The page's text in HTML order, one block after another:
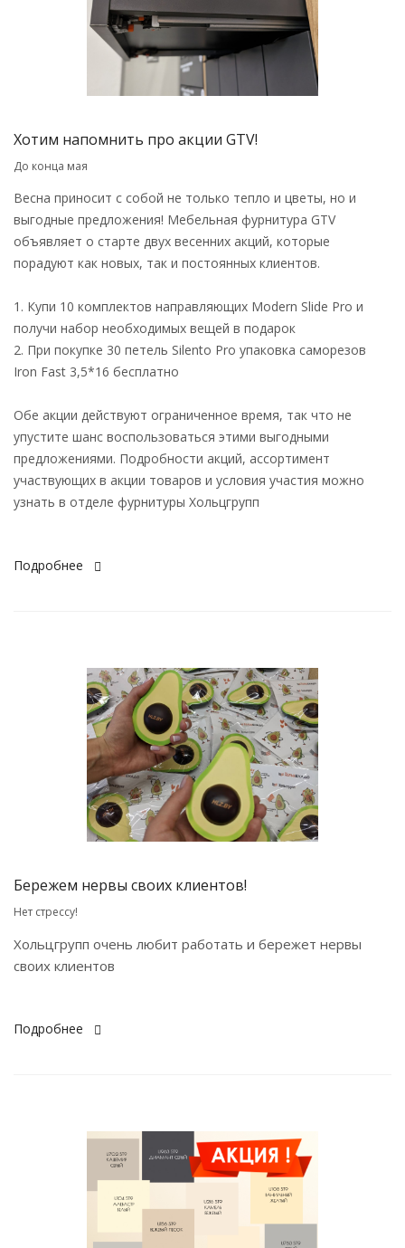
Хотим напомнить про акции GTV!
До конца мая
Весна приносит с собой не только тепло и цветы, но и
выгодные предложения! Мебельная фурнитура GTV
объявляет о старте двух весенних акций, которые
порадуют как новых, так и постоянных клиентов.
1. Купи 10 комплектов направляющих Modern Slide Pro и
получи набор необходимых вещей в подарок
2. При покупке 30 петель Silento Pro упаковка саморезов
Iron Fast 3,5*16 бесплатно
Обе акции действуют ограниченное время, так что не
упустите шанс воспользоваться этими выгодными
предложениями. Подробности акций, ассортимент
участвующих в акции товаров и условия участия можно
узнать в отделе фурнитуры Хольцгрупп
Подробнее
Бережем нервы своих клиентов!
Нет стрессу!
Хольцгрупп очень любит работать и бережет нервы
своих клиентов
Подробнее